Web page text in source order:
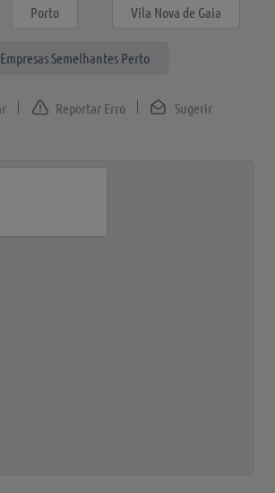
Porto Vila Nova de Gaia
Empresas Semelhantes Perto
Sugerir
Reportar Erro